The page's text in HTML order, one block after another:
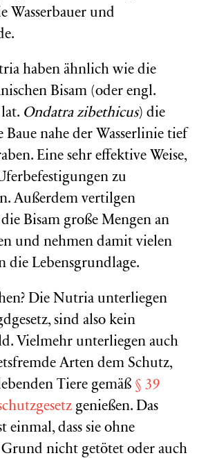
Wasserbauer und
haben ähnlich wie die
Bisam (oder engl.
Ondatra zibethicus) die
nahe der Wasserlinie tief
Eine sehr effektive Weise,
zu
Außerdem vertilgen
Bisam große Mengen an
und nehmen damit vielen
die Lebensgrundlage.
Die Nutria unterliegen
sind also kein
Vielmehr unterliegen auch
Arten dem Schutz,
Tiere gemäß § 39
genießen. Das
einmal, dass sie ohne
nicht getötet oder auch